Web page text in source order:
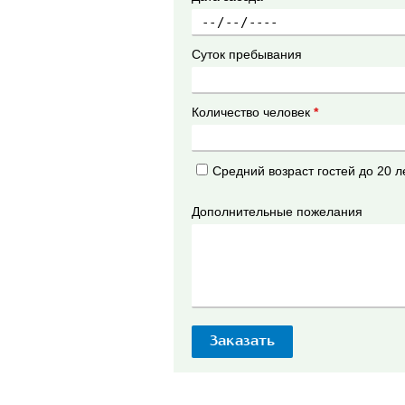
Суток пребывания
Количество человек *
Средний возраст гостей до 20
Дополнительные пожелания